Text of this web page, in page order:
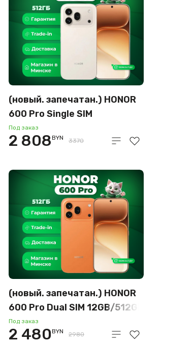
(новый. запечатан.) HONOR
600 Pro Single SIM
12GB/512GB международная
версия (бежевый)
Под заказ
2 808BYN 3370
(новый. запечатан.) HONOR
600 Pro Dual SIM 12GB/512GB
международная версия
(оранжевый)
Под заказ
2 480BYN 2980